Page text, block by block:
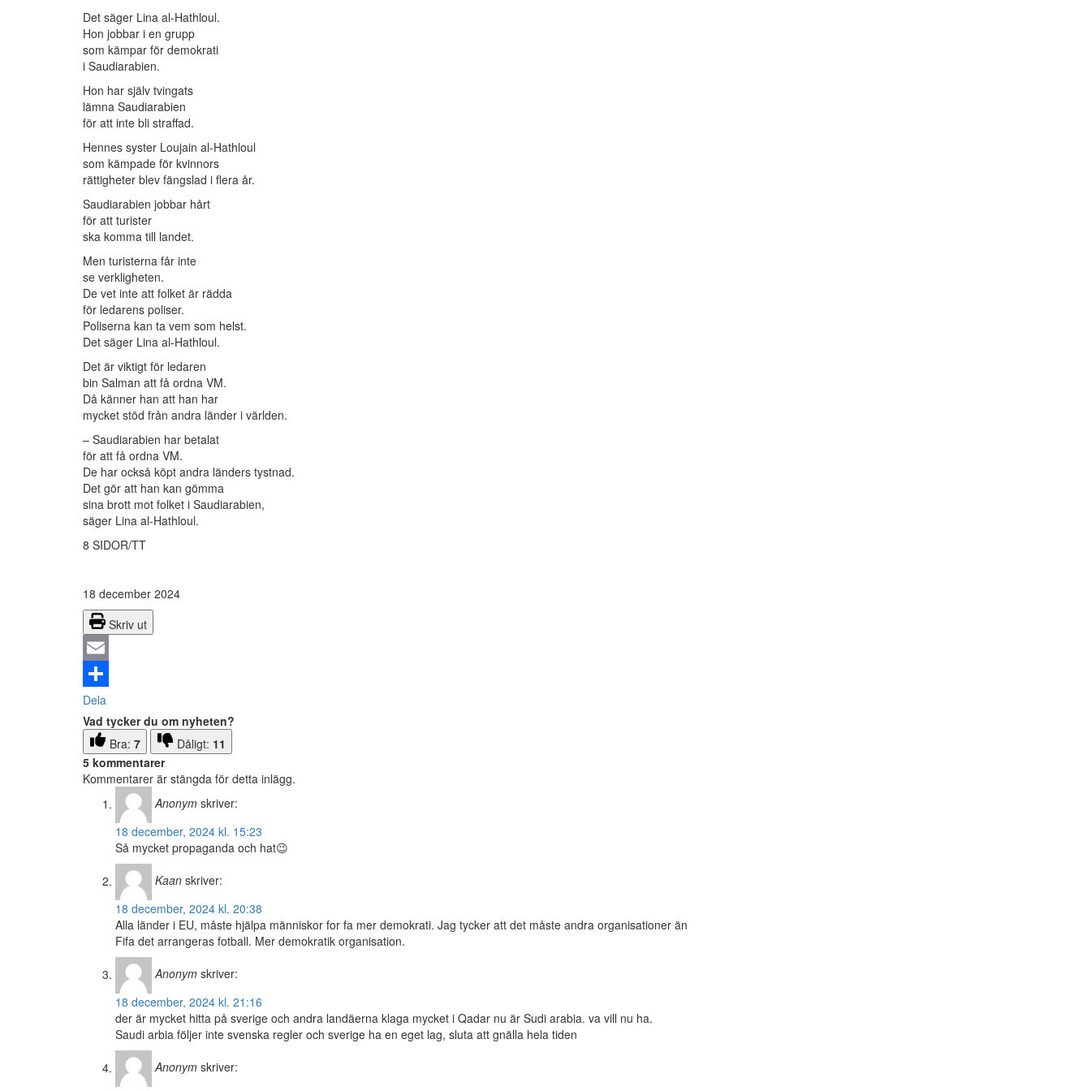
Det säger Lina al-Hathloul.
Hon jobbar i en grupp
som kämpar för demokrati
i Saudiarabien.
Hon har själv tvingats
lämna Saudiarabien
för att inte bli straffad.
Hennes syster Loujain al-Hathloul
som kämpade för kvinnors
rättigheter blev fängslad i flera år.
Saudiarabien jobbar hårt
för att turister
ska komma till landet.
Men turisterna får inte
se verkligheten.
De vet inte att folket är rädda
för ledarens poliser.
Poliserna kan ta vem som helst.
Det säger Lina al-Hathloul.
Det är viktigt för ledaren
bin Salman att få ordna VM.
Då känner han att han har
mycket stöd från andra länder i världen.
– Saudiarabien har betalat
för att få ordna VM.
De har också köpt andra länders tystnad.
Det gör att han kan gömma
sina brott mot folket i Saudiarabien,
säger Lina al-Hathloul.
8 SIDOR/TT
18 december 2024
Skriv ut
Email
Dela
Vad tycker du om nyheten?
Bra: 7 Dåligt: 11
5 kommentarer
Kommentarer är stängda för detta inlägg.
Anonym skriver:
18 december, 2024 kl. 15:23
Så mycket propaganda och hat😉
Kaan skriver:
18 december, 2024 kl. 20:38
Alla länder i EU, måste hjälpa människor for fa mer demokrati. Jag tycker att det måste andra organisationer än
Fifa det arrangeras fotball. Mer demokratik organisation.
Anonym skriver:
18 december, 2024 kl. 21:16
der är mycket hitta på sverige och andra landäerna klaga mycket i Qadar nu är Sudi arabia. va vill nu ha.
Saudi arbia följer inte svenska regler och sverige ha en eget lag, sluta att gnälla hela tiden
Anonym skriver: